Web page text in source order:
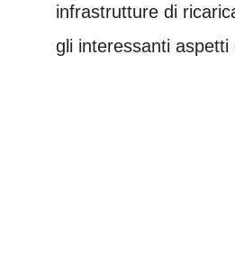
infrastrutture di
gli interessanti